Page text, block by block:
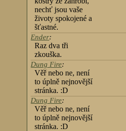
nechť jsou vaše
životy spokojené a
šťastné.
Ender:
Raz dva tři
zkouška.
Dung Fire:
Věř nebo ne, není
to úplně nejnovější
stránka. :D
Dung Fire:
Věř nebo ne, není
to úplně nejnovější
stránka. :D